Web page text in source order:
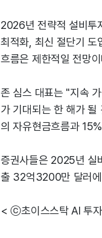
2026년 전략적 설비투
최적화, 최신 절단기
흐름은 제한적일 전망
존 심스 대표는 "지속
가 기대되는 한 해가
의 자유현금흐름과
증권사들은 2025년 실
출 32억3200만 달러에
< ⓒ초이스스탁 AI 투자